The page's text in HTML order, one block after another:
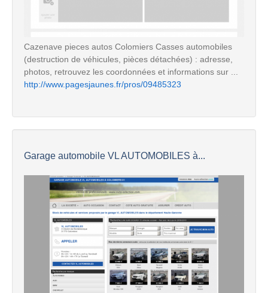
Cazenave pieces autos Colomiers Casses automobiles
(destruction de véhicules, pièces détachées) : adresse,
photos, retrouvez les coordonnées et informations sur ...
http://www.pagesjaunes.fr/pros/09485323
Garage automobile VL AUTOMOBILES à...